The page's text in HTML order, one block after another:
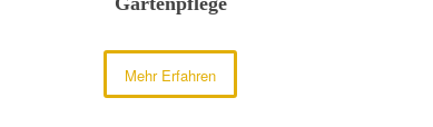
Mehr Erfahren